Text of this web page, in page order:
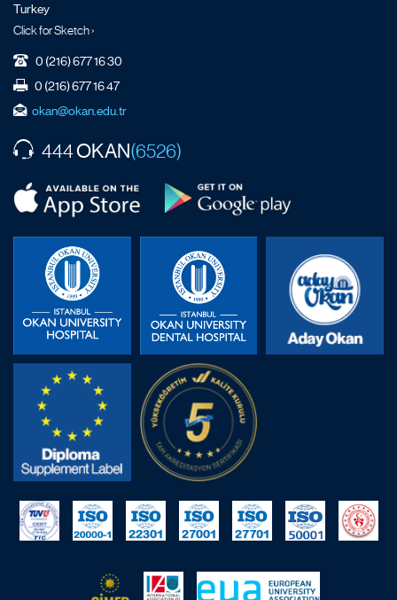
Turkey
Click for Sketch ›
0 (216) 677 16 30
0 (216) 677 16 47
okan@okan.edu.tr
444OKAN(6526)